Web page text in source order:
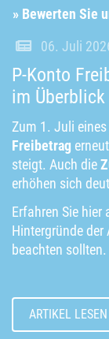
» Bewerten Sie
06. Juli
P-Konto
im Überblick
Zum 1. Juli
Freibetrag
steigt. Auch die
erhöhen sich
Erfahren Sie hier
Hintergründe
beachten sollten.
ARTIKEL LESEN